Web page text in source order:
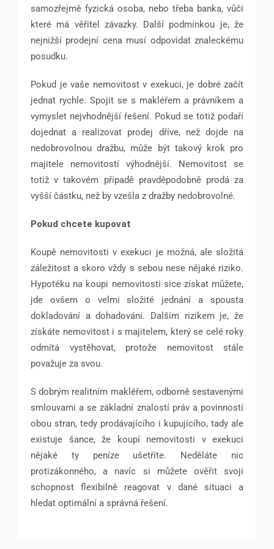
samozřejmě fyzická osoba, nebo třeba banka, vůči
které má věřitel závazky. Další podmínkou je, že
nejnižší prodejní cena musí odpovídat znaleckému
posudku.
Pokud je vaše nemovitost v exekuci, je dobré začít
jednat rychle. Spojit se s makléřem a právníkem a
vymyslet nejvhodnější řešení. Pokud se totiž podaří
dojednat a realizovat prodej dříve, než dojde na
nedobrovolnou dražbu, může být takový krok pro
majitele nemovitostí výhodnější. Nemovitost se
totiž v takovém případě pravděpodobně prodá za
vyšší částku, než by vzešla z dražby nedobrovolné.
Pokud chcete kupovat
Koupě nemovitosti v exekuci je možná, ale složitá
záležitost a skoro vždy s sebou nese nějaké riziko.
Hypotéku na koupi nemovitosti sice získat můžete,
jde ovšem o velmi složité jednání a spousta
dokladování a dohadování. Dalším rizikem je, že
získáte nemovitost i s majitelem, který se celé roky
odmítá vystěhovat, protože nemovitost stále
považuje za svou.
S dobrým realitním makléřem, odborně sestavenými
smlouvami a se základní znalostí práv a povinností
obou stran, tedy prodávajícího i kupujícího, tady ale
existuje šance, že koupí nemovitosti v exekuci
nějaké ty peníze ušetříte. Neděláte nic
protizákonného, a navíc si můžete ověřit svoji
schopnost flexibilně reagovat v dané situaci a
hledat optimální a správná řešení.